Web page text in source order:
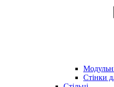
Стінки